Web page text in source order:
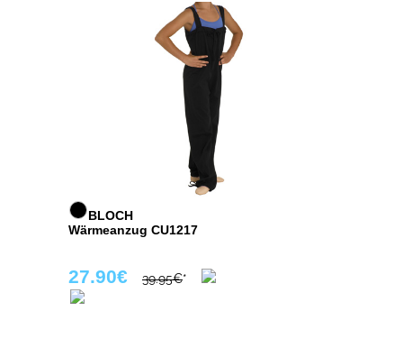
BLOCH
Wärmeanzug CU1217
27.90€ 39.95€*